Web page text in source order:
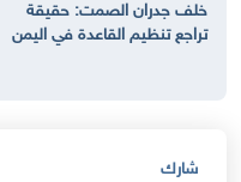
خلف جدران الصمت: حقيقة
تراجع تنظيم القاعدة في اليمن
شارك